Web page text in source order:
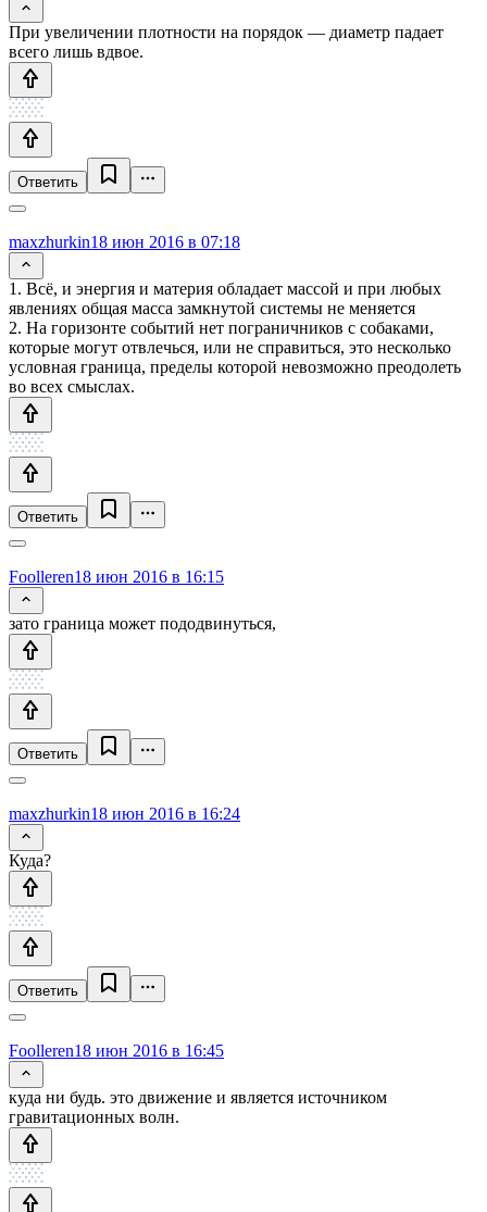
При увеличении плотности на порядок — диаметр падает
всего лишь вдвое.
Ответить
maxzhurkin18 июн 2016 в 07:18
1. Всё, и энергия и материя обладает массой и при любых
явлениях общая масса замкнутой системы не меняется
2. На горизонте событий нет пограничников с собаками,
которые могут отвлечься, или не справиться, это несколько
условная граница, пределы которой невозможно преодолеть
во всех смыслах.
Ответить
Foolleren18 июн 2016 в 16:15
зато граница может пододвинуться,
Ответить
maxzhurkin18 июн 2016 в 16:24
Куда?
Ответить
Foolleren18 июн 2016 в 16:45
куда ни будь. это движение и является источником
гравитационных волн.